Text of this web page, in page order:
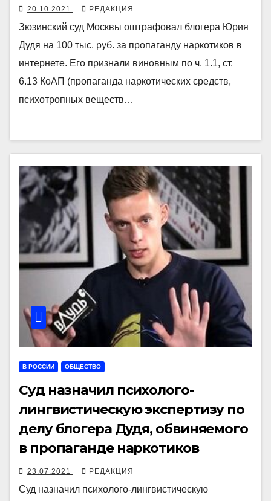
20.10.2021 РЕДАКЦИЯ
Зюзинский суд Москвы оштрафовал блогера Юрия
Дудя на 100 тыс. руб. за пропаганду наркотиков в
интернете. Его признали виновным по ч. 1.1, ст.
6.13 КоАП (пропаганда наркотических средств,
психотропных веществ…
В РОССИИ ОБЩЕСТВО
Суд назначил психолого-
лингвистическую экспертизу по
делу блогера Дудя, обвиняемого
в пропаганде наркотиков
23.07.2021 РЕДАКЦИЯ
Суд назначил психолого-лингвистическую